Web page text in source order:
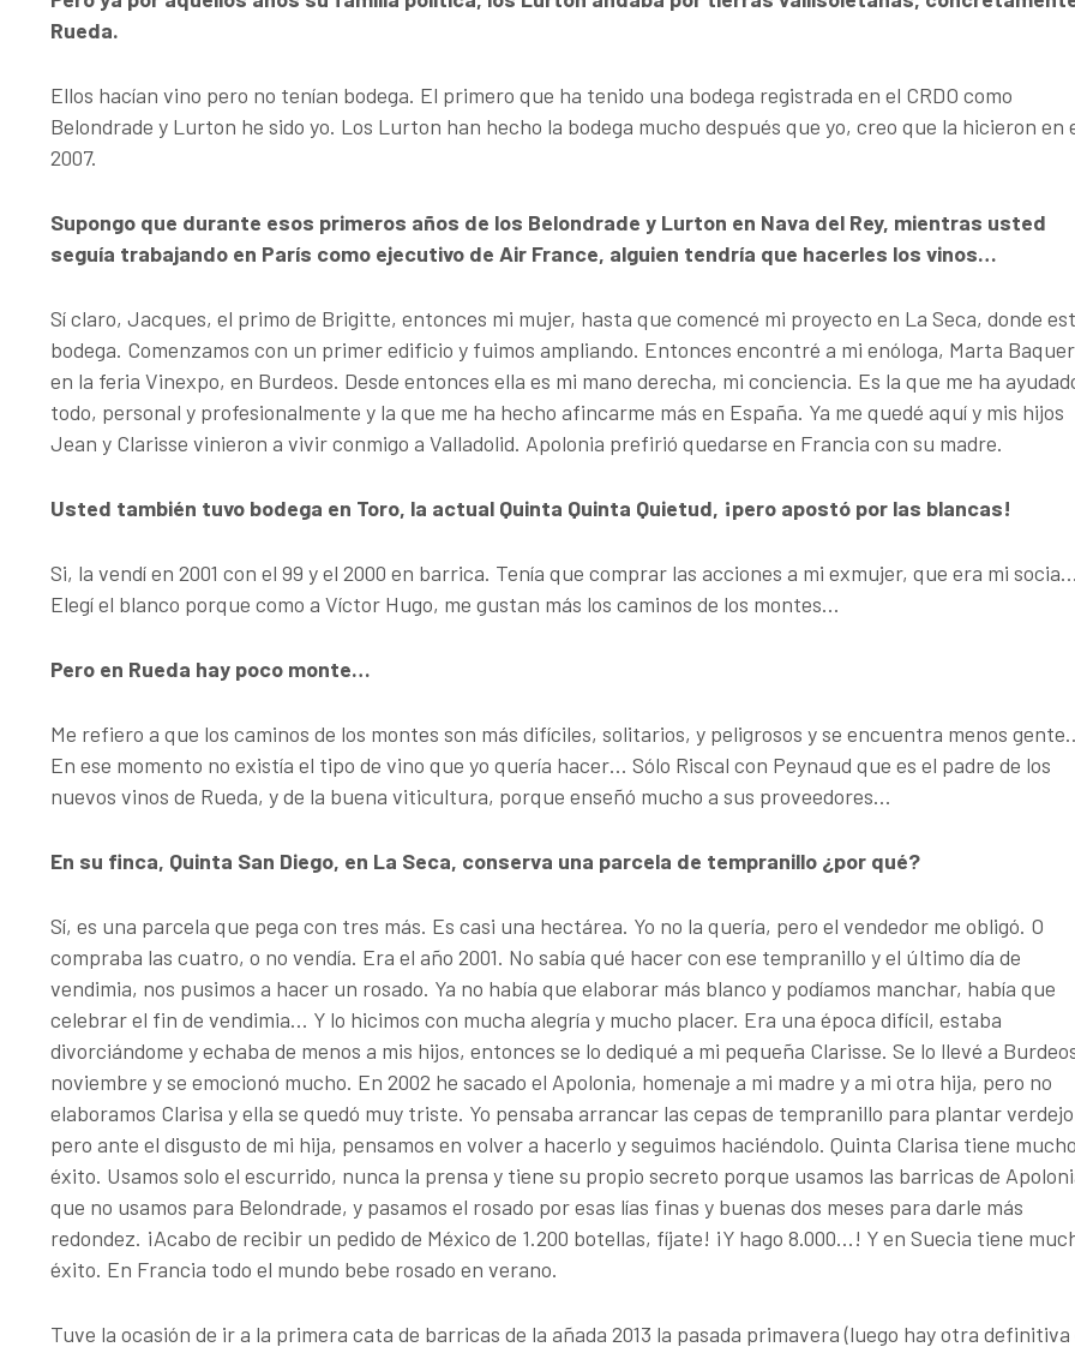
Rueda.
Ellos hacían vino pero no tenían bodega. El primero que ha tenido una bodega registrada en el CRDO como
Belondrade y Lurton he sido yo. Los Lurton han hecho la bodega mucho después que yo, creo que la hicieron en
2007.
Supongo que durante esos primeros años de los Belondrade y Lurton en Nava del Rey, mientras usted
seguía trabajando en París como ejecutivo de Air France, alguien tendría que hacerles los vinos…
Sí claro, Jacques, el primo de Brigitte, entonces mi mujer, hasta que comencé mi proyecto en La Seca, donde
bodega. Comenzamos con un primer edificio y fuimos ampliando. Entonces encontré a mi enóloga, Marta
en la feria Vinexpo, en Burdeos. Desde entonces ella es mi mano derecha, mi conciencia. Es la que me ha
todo, personal y profesionalmente y la que me ha hecho afincarme más en España. Ya me quedé aquí y mis hijos
Jean y Clarisse vinieron a vivir conmigo a Valladolid. Apolonia prefirió quedarse en Francia con su madre.
Usted también tuvo bodega en Toro, la actual Quinta Quinta Quietud, ¡pero apostó por las blancas!
Si, la vendí en 2001 con el 99 y el 2000 en barrica. Tenía que comprar las acciones a mi exmujer, que era mi socia…
Elegí el blanco porque como a Víctor Hugo, me gustan más los caminos de los montes…
Pero en Rueda hay poco monte…
Me refiero a que los caminos de los montes son más difíciles, solitarios, y peligrosos y se encuentra menos
En ese momento no existía el tipo de vino que yo quería hacer… Sólo Riscal con Peynaud que es el padre de los
nuevos vinos de Rueda, y de la buena viticultura, porque enseñó mucho a sus proveedores…
En su finca, Quinta San Diego, en La Seca, conserva una parcela de tempranillo ¿por qué?
Sí, es una parcela que pega con tres más. Es casi una hectárea. Yo no la quería, pero el vendedor me obligó. O
compraba las cuatro, o no vendía. Era el año 2001. No sabía qué hacer con ese tempranillo y el último día de
vendimia, nos pusimos a hacer un rosado. Ya no había que elaborar más blanco y podíamos manchar, había que
celebrar el fin de vendimia… Y lo hicimos con mucha alegría y mucho placer. Era una época difícil, estaba
divorciándome y echaba de menos a mis hijos, entonces se lo dediqué a mi pequeña Clarisse. Se lo llevé a
noviembre y se emocionó mucho. En 2002 he sacado el Apolonia, homenaje a mi madre y a mi otra hija, pero no
elaboramos Clarisa y ella se quedó muy triste. Yo pensaba arrancar las cepas de tempranillo para plantar verdejo
pero ante el disgusto de mi hija, pensamos en volver a hacerlo y seguimos haciéndolo. Quinta Clarisa tiene mucho
éxito. Usamos solo el escurrido, nunca la prensa y tiene su propio secreto porque usamos las barricas de
que no usamos para Belondrade, y pasamos el rosado por esas lías finas y buenas dos meses para darle más
redondez. ¡Acabo de recibir un pedido de México de 1.200 botellas, fíjate! ¡Y hago 8.000…! Y en Suecia tiene
éxito. En Francia todo el mundo bebe rosado en verano.
Tuve la ocasión de ir a la primera cata de barricas de la añada 2013 la pasada primavera (luego hay otra definitiva